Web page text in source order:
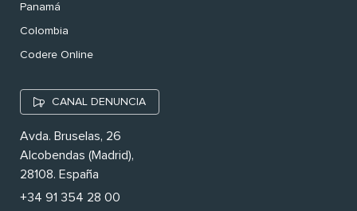
Panamá
Colombia
Codere Online
CANAL DENUNCIA
Avda. Bruselas, 26
Alcobendas (Madrid),
28108. España
+34 91 354 28 00